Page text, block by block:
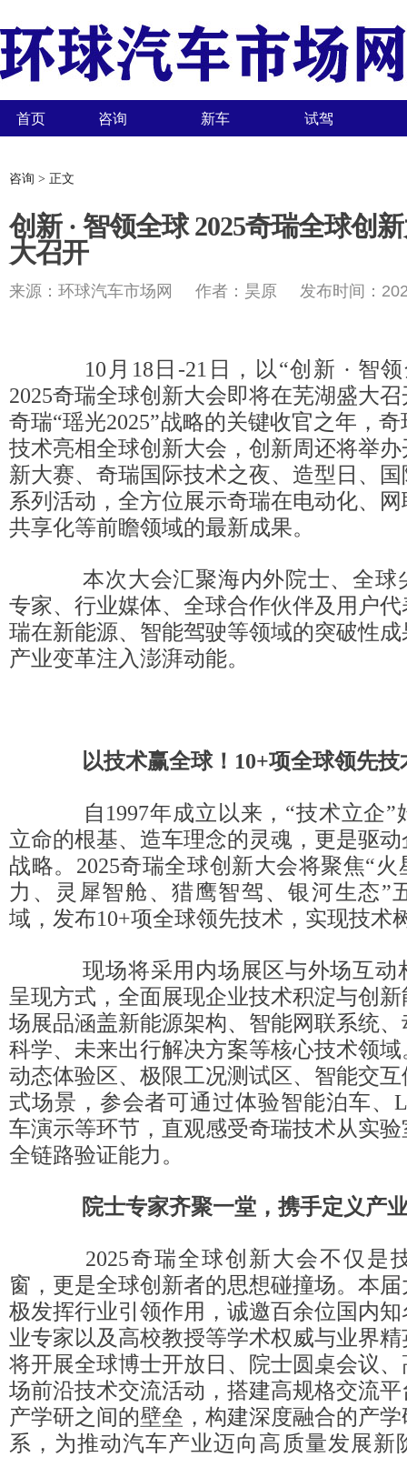
首页 咨询 新车 试驾
咨询 > 正文
创新 · 智领全球 2025奇瑞全球创
大召开
来源：环球汽车市场网 作者：昊原 发布时间：
10月18日-21日，以“创新 · 智领
2025奇瑞全球创新大会即将在芜湖盛大
奇瑞“瑶光2025”战略的关键收官之年，
技术亮相全球创新大会，创新周还将举
新大赛、奇瑞国际技术之夜、造型日、
系列活动，全方位展示奇瑞在电动化、
共享化等前瞻领域的最新成果。
本次大会汇聚海内外院士、全球
专家、行业媒体、全球合作伙伴及用户
瑞在新能源、智能驾驶等领域的突破性
产业变革注入澎湃动能。
以技术赢全球！ 10+项全球领先技
自1997年成立以来，“技术立企”
立命的根基、造车理念的灵魂，更是驱
战略。2025奇瑞全球创新大会将聚焦“
力、灵犀智舱、猎鹰智驾、银河生态”
域，发布10+项全球领先技术，实现技术
现场将采用内场展区与外场互动
呈现方式，全面展现企业技术积淀与创
场展品涵盖新能源架构、智能网联系统
科学、未来出行解决方案等核心技术领
动态体验区、极限工况测试区、智能交
式场景，参会者可通过体验智能泊车、
车演示等环节，直观感受奇瑞技术从实
全链路验证能力。
院士专家齐聚一堂 ，携手定义产
2025奇瑞全球创新大会不仅是
窗，更是全球创新者的思想碰撞场。本
极发挥行业引领作用，诚邀百余位国内
业专家以及高校教授等学术权威与业界
将开展全球博士开放日、院士圆桌会议
场前沿技术交流活动，搭建高规格交流
产学研之间的壁垒，构建深度融合的产
系，为推动汽车产业迈向高质量发展新